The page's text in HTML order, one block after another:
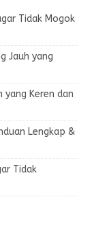
Tidak Mogok
Jauh yang
Keren dan
Lengkap &
Tidak